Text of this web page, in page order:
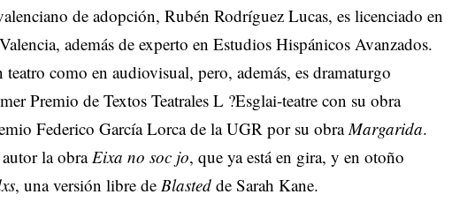
de adopción, Rubén Rodríguez Lucas, es licenciado en
además de experto en Estudios Hispánicos Avanzados.
como en audiovisual, pero, además, es dramaturgo
Premio de Textos Teatrales L ?Esglai-teatre con su obra
Federico García Lorca de la UGR por su obraMargarida.
autor la obraEixa no soc jo, que ya está en gira, y en otoño
, una versión libre deBlastedde Sarah Kane.